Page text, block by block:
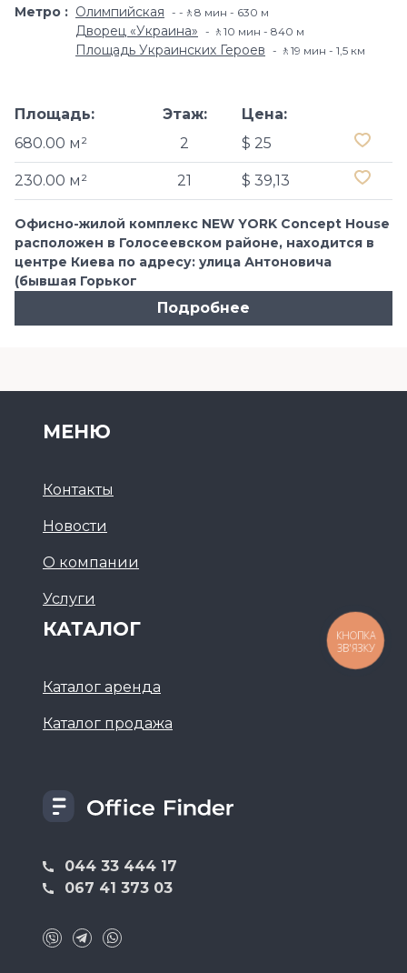
Метро Олимпийская -🚶8 мин - 630 м
Дворец «Украина» 🚶10 мин - 840 м
Площадь Украинских Героев 🚶19 мин - 1,5 км
Площадь:
680.00 м²
Этаж:
2
Цена:
$ 25
230.00 м² 21 $ 39,13
Офисно-жилой комплекс NEW YORK Concept House
расположен в Голосеевском районе, находится в
центре Киева по адресу: улица Антоновича
(бывшая Горьког
Подробнее
044 33 444 17
067 41 373 03
МЕНЮ
Контакты
Новости
О компании
Услуги
КАТАЛОГ
Каталог аренда
Каталог продажа
КНОПКА
ЗВ'ЯЗКУ